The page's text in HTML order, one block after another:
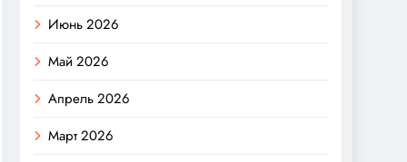
Июнь 2026
Май 2026
Апрель 2026
Март 2026